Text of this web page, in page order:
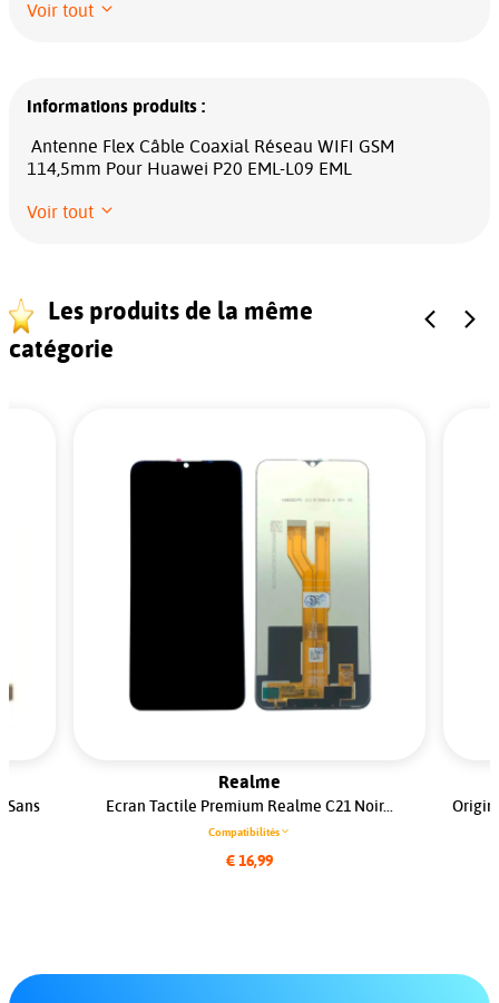
Voir tout
Informations produits :
Antenne Flex Câble Coaxial Réseau WIFI GSM
114,5mm Pour Huawei P20 EML-L09 EML
Voir tout
Les produits de la même
catégorie
Sans
Realme
Ecran Tactile Premium Realme C21 Noir...
Compatibilités
€ 16,99